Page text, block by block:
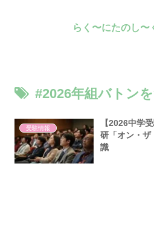
らく〜にたのし〜
#2026年組バトン
受験情報
【2026中学
研「オン・ザ
識